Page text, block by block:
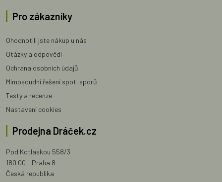
Pro zákazníky
Ohodnotili jste nákup u nás
Otázky a odpovědi
Ochrana osobních údajů
Mimosoudní řešení spot. sporů
Testy a recenze
Nastavení cookies
Prodejna Dráček.cz
Pod Kotlaskou 558/3
180 00 - Praha 8
Česká republika